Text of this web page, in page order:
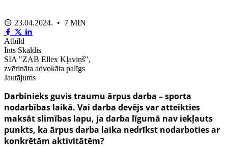
23.04.2024. • 7 MIN
Atbild
Ints Skaldis
SIA "ZAB Ellex Kļaviņš",
zvērināta advokāta palīgs
Jautājums
Darbinieks guvis traumu ārpus darba – sporta
nodarbības laikā. Vai darba devējs var atteikties
maksāt slimības lapu, ja darba līgumā nav iekļauts
punkts, ka ārpus darba laika nedrīkst nodarboties ar
konkrētām aktivitātēm?